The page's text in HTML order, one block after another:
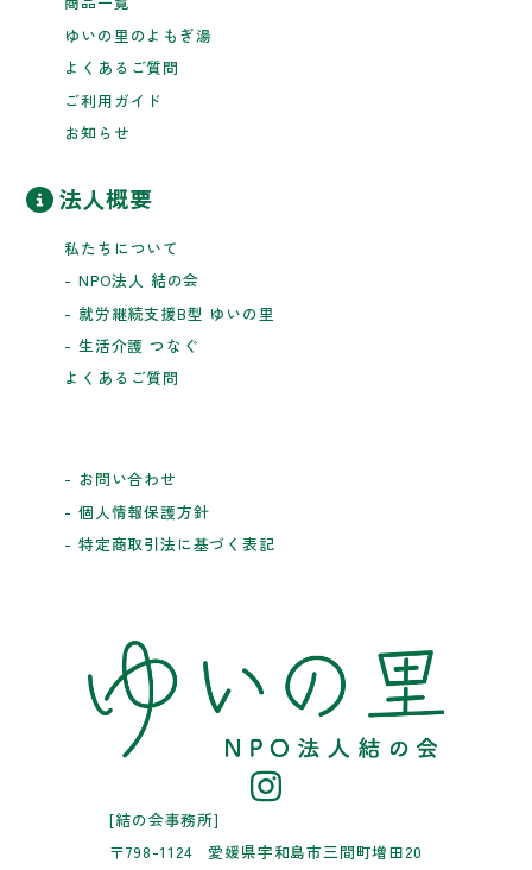
[結の会事務所]
〒798-1124 愛媛県宇和島市三間町増田20
ゆいの里のよもぎ湯
よくあるご質問
ご利用ガイド
お知らせ
法人概要
私たちについて
- NPO法人 結の会
- 就労継続支援B型 ゆいの里
- 生活介護 つなぐ
よくあるご質問
- お問い合わせ
- 個人情報保護方針
- 特定商取引法に基づく表記